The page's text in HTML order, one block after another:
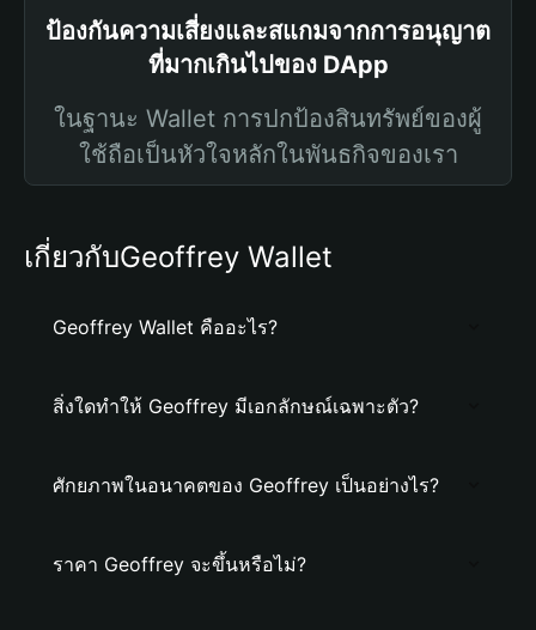
ป้องกันความเสี่ยงและสแกมจากการอนุญาต
ที่มากเกินไปของ DApp
ในฐานะ Wallet การปกป้องสินทรัพย์ของผู้
ใช้ถือเป็นหัวใจหลักในพันธกิจของเรา
เกี่ยวกับGeoffrey Wallet
Geoffrey Wallet คืออะไร?
สิ่งใดทำให้ Geoffrey มีเอกลักษณ์เฉพาะตัว?
ศักยภาพในอนาคตของ Geoffrey เป็นอย่างไร?
ราคา Geoffrey จะขึ้นหรือไม่?